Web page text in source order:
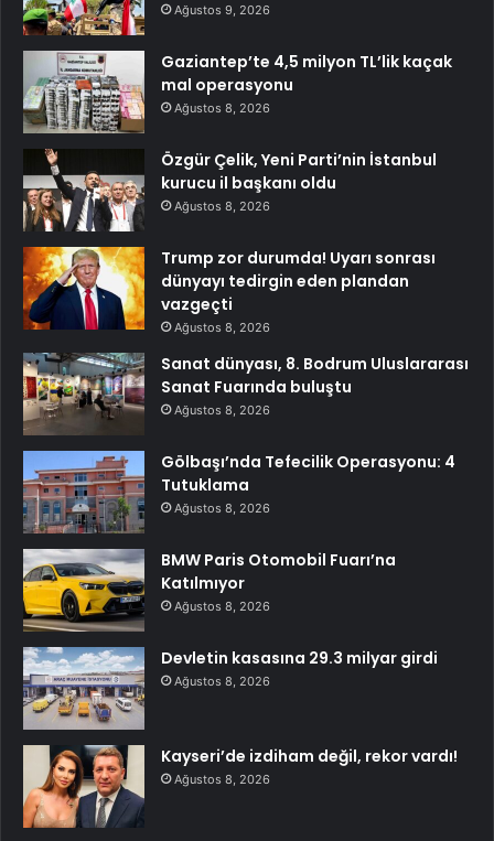
Ağustos 9, 2026
Gaziantep’te 4,5 milyon TL’lik kaçak
mal operasyonu
Ağustos 8, 2026
Özgür Çelik, Yeni Parti’nin İstanbul
kurucu il başkanı oldu
Ağustos 8, 2026
Trump zor durumda! Uyarı sonrası
dünyayı tedirgin eden plandan
vazgeçti
Ağustos 8, 2026
Sanat dünyası, 8. Bodrum Uluslararası
Sanat Fuarında buluştu
Ağustos 8, 2026
Gölbaşı’nda Tefecilik Operasyonu: 4
Tutuklama
Ağustos 8, 2026
BMW Paris Otomobil Fuarı’na
Katılmıyor
Ağustos 8, 2026
Devletin kasasına 29.3 milyar girdi
Ağustos 8, 2026
Kayseri’de izdiham değil, rekor vardı!
Ağustos 8, 2026